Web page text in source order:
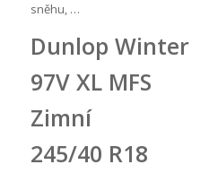
sněhu, …
Dunlop Winter
97V XL MFS
Zimní
245/40 R18